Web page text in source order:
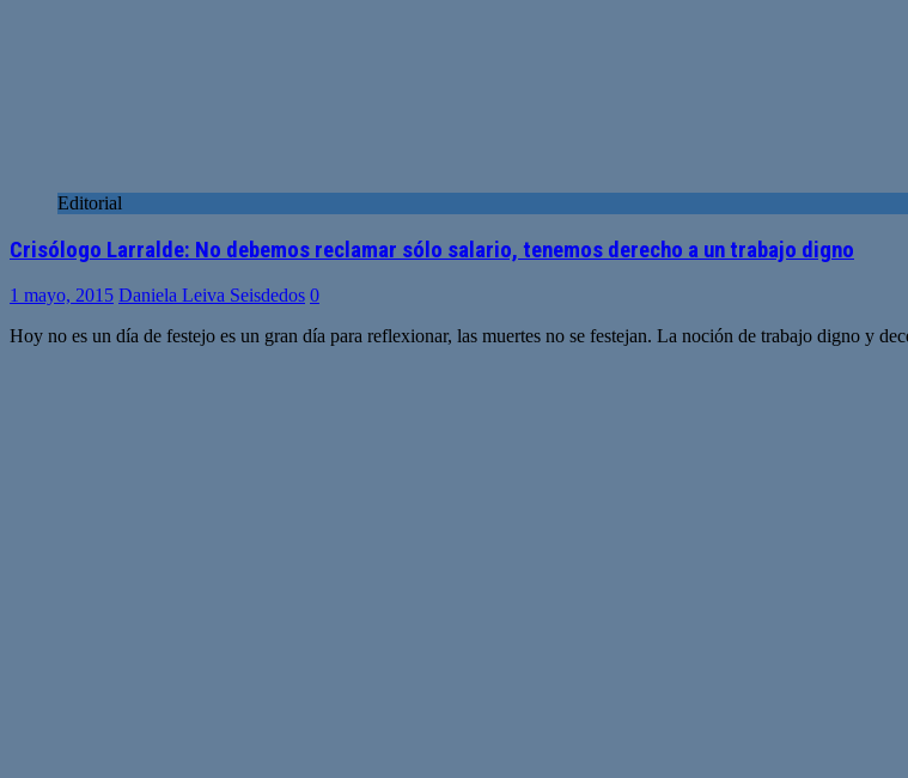
Editorial
Crisólogo Larralde: No debemos reclamar sólo salario, tenemos derecho a un trabajo digno
1 mayo, 2015 Daniela Leiva Seisdedos 0
Hoy no es un día de festejo es un gran día para reflexionar, las muertes no se festejan. La noción de trabajo digno y